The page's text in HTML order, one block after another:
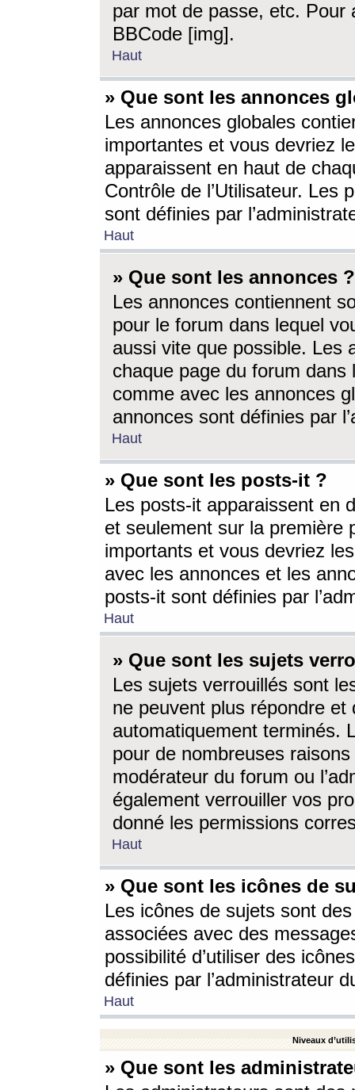
par mot de passe, etc. Pour
BBCode [img].
Haut
» Que sont les annonces
Les annonces globales
importantes et vous devriez
apparaissent en haut de
Contrôle de l’Utilisateur. Les
sont définies par
Haut
» Que sont les annonces ?
Les annonces contiennent
pour le forum dans lequel
aussi vite que possible. Les
chaque page du forum dans
comme avec les annonces
annonces sont définies par
Haut
» Que sont les posts-it ?
Les posts-it apparaissent en
et seulement sur la première
importants et vous devriez
avec les annonces et les
posts-it sont définies par
Haut
» Que sont les sujets
Les sujets verrouillés sont
ne peuvent plus répondre
automatiquement terminés.
pour de nombreuses
modérateur du forum ou
également verrouiller vos
donné les permissions
Haut
» Que sont les icônes de
Les icônes de sujets sont
associées avec des
possibilité d’utiliser des
définies par l’administrateur
Haut
Niveaux
» Que sont les